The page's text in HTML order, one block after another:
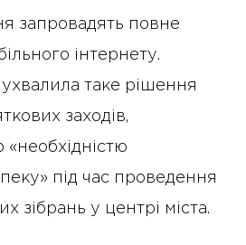
запровадять повне
інтернету.
ухвалила таке рішення
заходів,
під час проведення
зібрань у центрі міста.